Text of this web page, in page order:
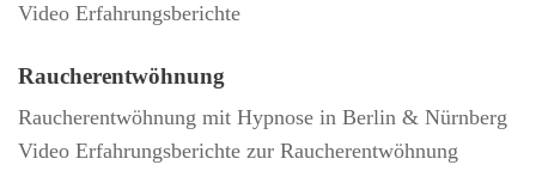
Video Erfahrungsberichte
Raucherentwöhnung
Raucherentwöhnung mit Hypnose in Berlin & Nürnberg
Video Erfahrungsberichte zur Raucherentwöhnung